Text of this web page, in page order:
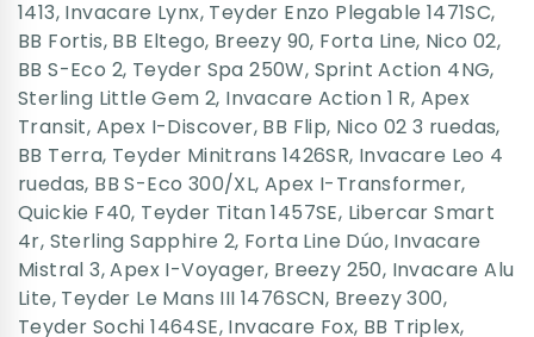
1413, Invacare Lynx, Teyder Enzo Plegable 1471SC,
BB Fortis, BB Eltego, Breezy 90, Forta Line, Nico 02,
BB S-Eco 2, Teyder Spa 250W, Sprint Action 4NG,
Sterling Little Gem 2, Invacare Action 1 R, Apex
Transit, Apex I-Discover, BB Flip, Nico 02 3 ruedas,
BB Terra, Teyder Minitrans 1426SR, Invacare Leo 4
ruedas, BB S-Eco 300/XL,Apex I-Transformer,
Quickie F40, Teyder Titan 1457SE, Libercar Smart
4r, Sterling Sapphire 2, Forta Line Dúo, Invacare
Mistral 3,Apex I-Voyager, Breezy 250, Invacare Alu
Lite, Teyder Le Mans III 1476SCN, Breezy 300,
Teyder Sochi 1464SE, Invacare Fox, BB Triplex,